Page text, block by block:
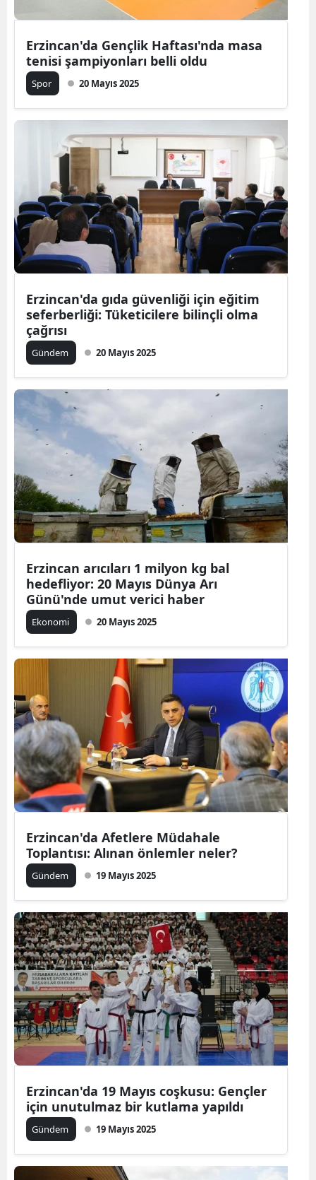
Erzincan'da Gençlik Haftası'nda masa
tenisi şampiyonları belli oldu
Spor 20 Mayıs 2025
Erzincan'da gıda güvenliği için eğitim
seferberliği: Tüketicilere bilinçli olma
çağrısı
Gündem 20 Mayıs 2025
Erzincan arıcıları 1 milyon kg bal
hedefliyor: 20 Mayıs Dünya Arı
Günü'nde umut verici haber
Ekonomi 20 Mayıs 2025
Erzincan'da Afetlere Müdahale
Toplantısı: Alınan önlemler neler?
Gündem 19 Mayıs 2025
Erzincan'da 19 Mayıs coşkusu: Gençler
için unutulmaz bir kutlama yapıldı
Gündem 19 Mayıs 2025